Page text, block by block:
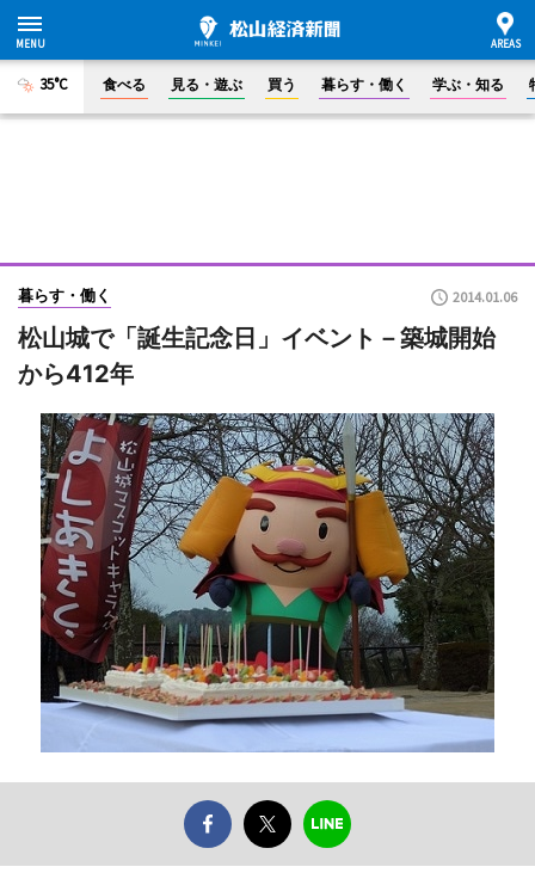
35°C 食べる 見る・遊ぶ 買う 暮らす・働く 学ぶ・知る
暮らす・働く 2014.01.06
松山城で「誕生記念日」イベント－築城開始
から412年